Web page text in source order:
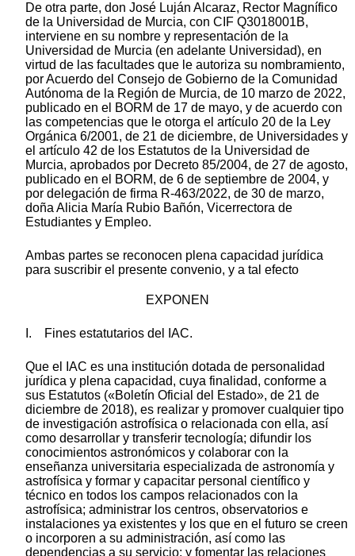
De otra parte, don José Luján Alcaraz, Rector Magnífico
de la Universidad de Murcia, con CIF Q3018001B,
interviene en su nombre y representación de la
Universidad de Murcia (en adelante Universidad), en
virtud de las facultades que le autoriza su nombramiento,
por Acuerdo del Consejo de Gobierno de la Comunidad
Autónoma de la Región de Murcia, de 10 marzo de 2022,
publicado en el BORM de 17 de mayo, y de acuerdo con
las competencias que le otorga el artículo 20 de la Ley
Orgánica 6/2001, de 21 de diciembre, de Universidades y
el artículo 42 de los Estatutos de la Universidad de
Murcia, aprobados por Decreto 85/2004, de 27 de agosto,
publicado en el BORM, de 6 de septiembre de 2004, y
por delegación de firma R-463/2022, de 30 de marzo,
doña Alicia María Rubio Bañón, Vicerrectora de
Estudiantes y Empleo.
Ambas partes se reconocen plena capacidad jurídica
para suscribir el presente convenio, y a tal efecto
EXPONEN
I. Fines estatutarios del IAC.
Que el IAC es una institución dotada de personalidad
jurídica y plena capacidad, cuya finalidad, conforme a
sus Estatutos («Boletín Oficial del Estado», de 21 de
diciembre de 2018), es realizar y promover cualquier tipo
de investigación astrofísica o relacionada con ella, así
como desarrollar y transferir tecnología; difundir los
conocimientos astronómicos y colaborar con la
enseñanza universitaria especializada de astronomía y
astrofísica y formar y capacitar personal científico y
técnico en todos los campos relacionados con la
astrofísica; administrar los centros, observatorios e
instalaciones ya existentes y los que en el futuro se creen
o incorporen a su administración, así como las
dependencias a su servicio; y fomentar las relaciones